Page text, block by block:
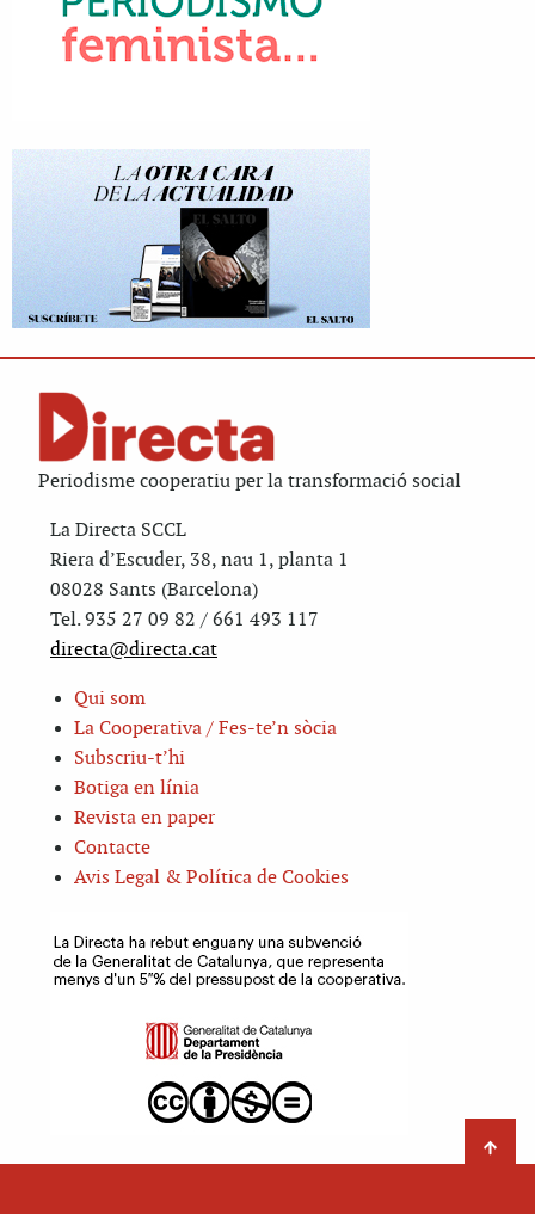
Periodisme cooperatiu per la transformació social
La Directa SCCL
Riera d’Escuder, 38, nau 1, planta 1
08028 Sants (Barcelona)
Tel. 935 27 09 82 / 661 493 117
directa@directa.cat
Qui som
La Cooperativa / Fes-te’n sòcia
Subscriu-t’hi
Botiga en línia
Revista en paper
Contacte
Avis Legal & Política de Cookies